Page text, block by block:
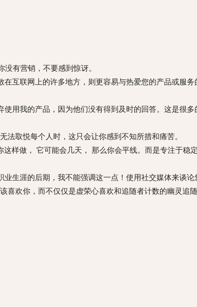
有营销，不要感到惊讶。
互联网上的许多地方，则更容易与热爱您的产品或服
用我的产品，因为他们没有得到及时的回答。这是很
取悦每个人时，这只会让你感到不知所措和痛苦。
样做， 它可能会几天， 那么你会平线。而是专注于稳
生涯的后期，我不能强调这一点！使用社交媒体来谈
欢你，而不仅仅是虚荣心喜欢和追随者计数的幽灵追随